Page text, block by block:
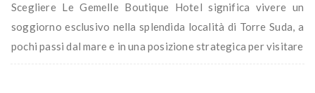
Scegliere Le Gemelle Boutique Hotel significa vivere un
soggiorno esclusivo nella splendida località di Torre Suda, a
pochi passi dal mare e in una posizione strategica per visitare